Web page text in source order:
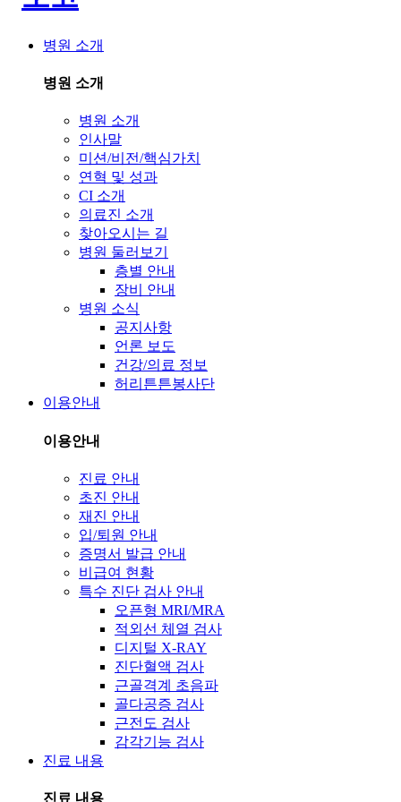
병원 소개
병원 소개
병원 소개
인사말
미션/비전/핵심가치
연혁 및 성과
CI 소개
의료진 소개
찾아오시는 길
병원 둘러보기
층별 안내
장비 안내
병원 소식
공지사항
언론 보도
건강/의료 정보
허리튼튼봉사단
이용안내
이용안내
진료 안내
초진 안내
재진 안내
입/퇴원 안내
증명서 발급 안내
비급여 현황
특수 진단 검사 안내
오픈형 MRI/MRA
적외선 체열 검사
디지털 X-RAY
진단혈액 검사
근골격계 초음파
골다공증 검사
근전도 검사
감각기능 검사
진료 내용
진료 내용